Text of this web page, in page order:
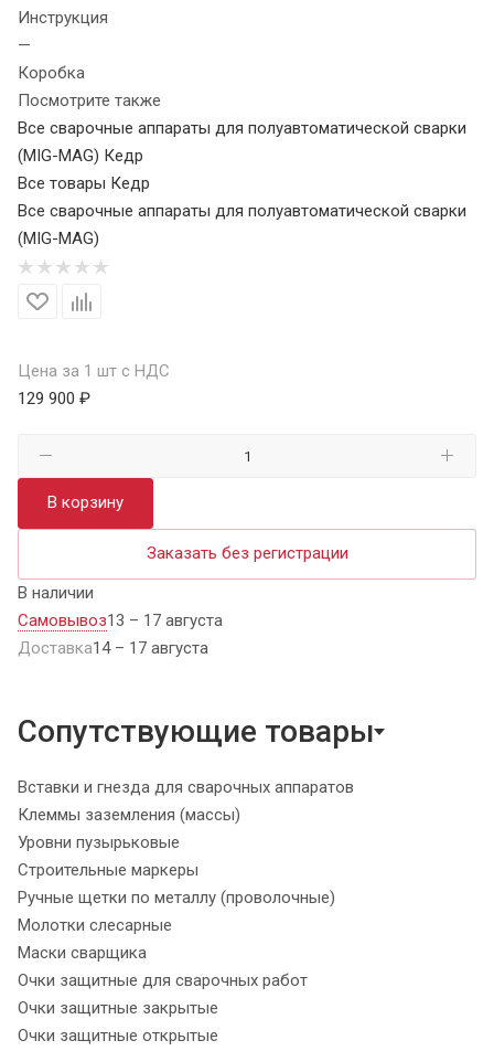
Инструкция
—
Коробка
Посмотрите также
Все сварочные аппараты для полуавтоматической сварки
(MIG-MAG) Кедр
Все товары Кедр
Все сварочные аппараты для полуавтоматической сварки
(MIG-MAG)
Цена за 1 шт с НДС
129 900 ₽
В корзину
Заказать без регистрации
В наличии
Самовывоз13 – 17 августа
Доставка14 – 17 августа
Сопутствующие товары
Вставки и гнезда для сварочных аппаратов
Клеммы заземления (массы)
Уровни пузырьковые
Строительные маркеры
Ручные щетки по металлу (проволочные)
Молотки слесарные
Маски сварщика
Очки защитные для сварочных работ
Очки защитные закрытые
Очки защитные открытые